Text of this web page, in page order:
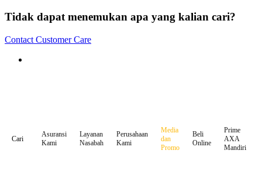
Tidak dapat menemukan apa yang kalian cari?
Contact Customer Care
Cari
Asuransi
Kami
Layanan
Nasabah
Perusahaan
Kami
Media
dan
Promo
Beli
Online
Prime
AXA
Mandiri